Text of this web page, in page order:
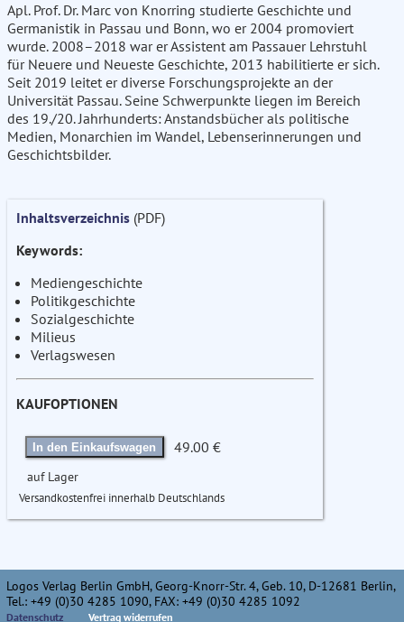
Apl. Prof. Dr. Marc von Knorring studierte Geschichte und
Germanistik in Passau und Bonn, wo er 2004 promoviert
wurde. 2008–2018 war er Assistent am Passauer Lehrstuhl
für Neuere und Neueste Geschichte, 2013 habilitierte er sich.
Seit 2019 leitet er diverse Forschungsprojekte an der
Universität Passau. Seine Schwerpunkte liegen im Bereich
des 19./20. Jahrhunderts: Anstandsbücher als politische
Medien, Monarchien im Wandel, Lebenserinnerungen und
Geschichtsbilder.
Inhaltsverzeichnis (PDF)
Keywords:
Mediengeschichte
Politikgeschichte
Sozialgeschichte
Milieus
Verlagswesen
KAUFOPTIONEN
In den Einkaufswagen 49.00 €
auf Lager
Versandkostenfrei innerhalb Deutschlands
Logos Verlag Berlin GmbH, Georg-Knorr-Str. 4, Geb. 10, D-12681 Berlin,
Tel.: +49 (0)30 4285 1090, FAX: +49 (0)30 4285 1092
Datenschutz Vertrag widerrufen